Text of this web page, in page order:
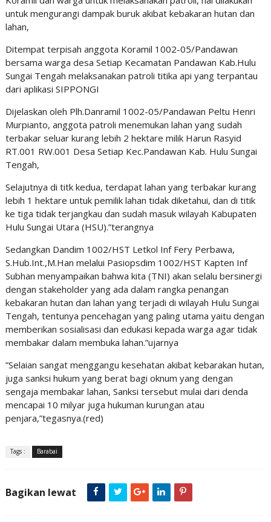
untuk mengurangi dampak buruk akibat kebakaran hutan dan
lahan,
Ditempat terpisah anggota Koramil 1002-05/Pandawan
bersama warga desa Setiap Kecamatan Pandawan Kab.Hulu
Sungai Tengah melaksanakan patroli titika api yang terpantau
dari aplikasi SIPPONGI
Dijelaskan oleh Plh.Danramil 1002-05/Pandawan Peltu Henri
Murpianto, anggota patroli menemukan lahan yang sudah
terbakar seluar kurang lebih 2 hektare milik Harun Rasyid
RT.001 RW.001 Desa Setiap Kec.Pandawan Kab. Hulu Sungai
Tengah,
Selajutnya di titk kedua, terdapat lahan yang terbakar kurang
lebih 1 hektare untuk pemilik lahan tidak diketahui, dan di titik
ke tiga tidak terjangkau dan sudah masuk wilayah Kabupaten
Hulu Sungai Utara (HSU).”terangnya
Sedangkan Dandim 1002/HST Letkol Inf Fery Perbawa,
S.Hub.Int.,M.Han melalui Pasiopsdim 1002/HST Kapten Inf
Subhan menyampaikan bahwa kita (TNI) akan selalu bersinergi
dengan stakeholder yang ada dalam rangka penangan
kebakaran hutan dan lahan yang terjadi di wilayah Hulu Sungai
Tengah, tentunya pencehagan yang paling utama yaitu dengan
memberikan sosialisasi dan edukasi kepada warga agar tidak
membakar dalam membuka lahan.”ujarnya
”Selaian sangat menggangu kesehatan akibat kebarakan hutan,
juga sanksi hukum yang berat bagi oknum yang dengan
sengaja membakar lahan, Sanksi tersebut mulai dari denda
mencapai 10 milyar juga hukuman kurungan atau
penjara,”tegasnya.(red)
Tags : Barabai
Bagikan lewat